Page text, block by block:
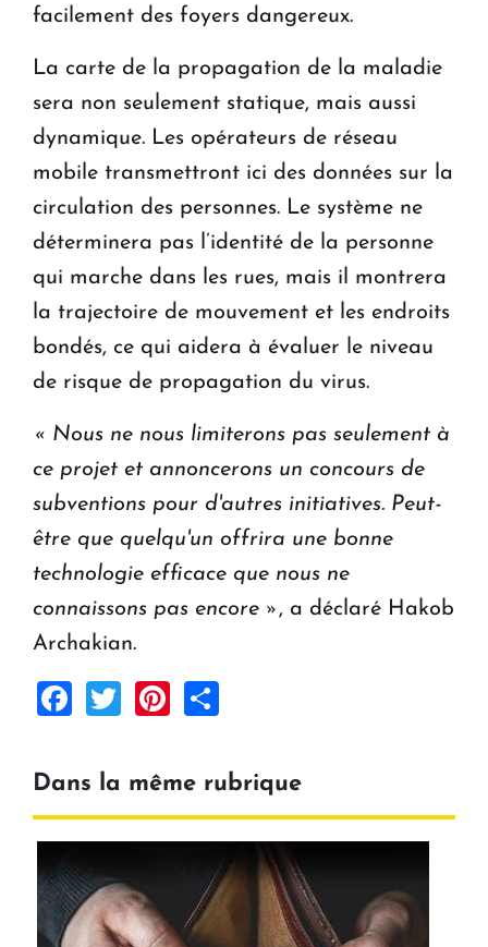
facilement des foyers dangereux.
La carte de la propagation de la maladie
sera non seulement statique, mais aussi
dynamique. Les opérateurs de réseau
mobile transmettront ici des données sur la
circulation des personnes. Le système ne
déterminera pas l’identité de la personne
qui marche dans les rues, mais il montrera
la trajectoire de mouvement et les endroits
bondés, ce qui aidera à évaluer le niveau
de risque de propagation du virus.
« Nous ne nous limiterons pas seulement à
ce projet et annoncerons un concours de
subventions pour d'autres initiatives. Peut-
être que quelqu'un offrira une bonne
technologie efficace que nous ne
connaissons pas encore » , a déclaré Hakob
Archakian.
Facebook
TwitterPinterest
Dans la même rubrique